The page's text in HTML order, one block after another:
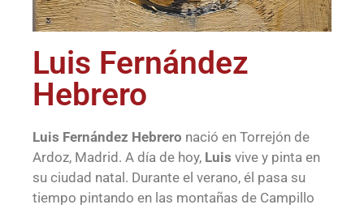
Luis Fernández
Hebrero
Luis Fernández Hebrero nació en Torrejón de
Ardoz, Madrid. A día de hoy, Luis vive y pinta en
su ciudad natal. Durante el verano, él pasa su
tiempo pintando en las montañas de Campillo